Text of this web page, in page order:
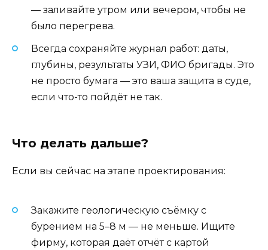
— заливайте утром или вечером, чтобы не
было перегрева.
Всегда сохраняйте журнал работ: даты,
глубины, результаты УЗИ, ФИО бригады. Это
не просто бумага — это ваша защита в суде,
если что-то пойдёт не так.
Что делать дальше?
Если вы сейчас на этапе проектирования:
Закажите геологическую съёмку с
бурением на 5–8 м — не меньше. Ищите
фирму, которая даёт отчёт с картой